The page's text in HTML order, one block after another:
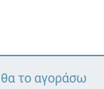
το αγοράσω